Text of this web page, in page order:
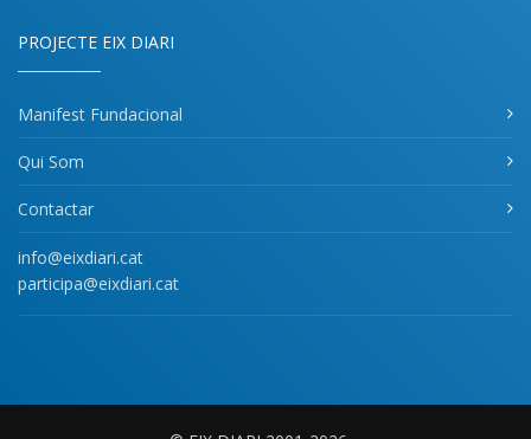
PROJECTE EIX DIARI
Manifest Fundacional
Qui Som
Contactar
info@eixdiari.cat
participa@eixdiari.cat